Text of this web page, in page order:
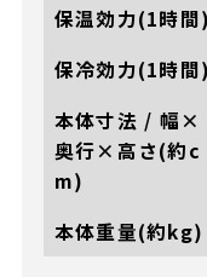
保温効力(1時間)
保冷効力(1時間)
本体寸法 / 幅×
奥行×高さ(約c
m)
本体重量(約kg)